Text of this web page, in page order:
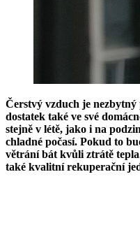
Čerstvý vzduch je
dostatek také ve své
stejně v létě, jako i na
chladné počasí. Pokud to
větrání bát kvůli ztrátě
také kvalitní rekuperační